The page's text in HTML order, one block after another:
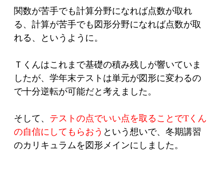
関数が苦手でも計算分野になれば点数が取れ
る、計算が苦手でも図形分野になれば点数が取
れる、というように。
Ｔくんはこれまで基礎の積み残しが響いていま
したが、学年末テストは単元が図形に変わるの
で十分逆転が可能だと考えました。
そして、 テストの点でいい点を取ることでTくん
の自信にしてもらおう という想いで、冬期講習
のカリキュラムを図形メインにしました。